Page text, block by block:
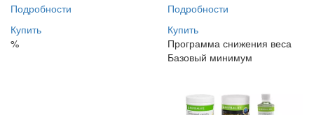
Подробности
Купить
%
Подробности
Купить
Программа снижения веса
Базовый минимум